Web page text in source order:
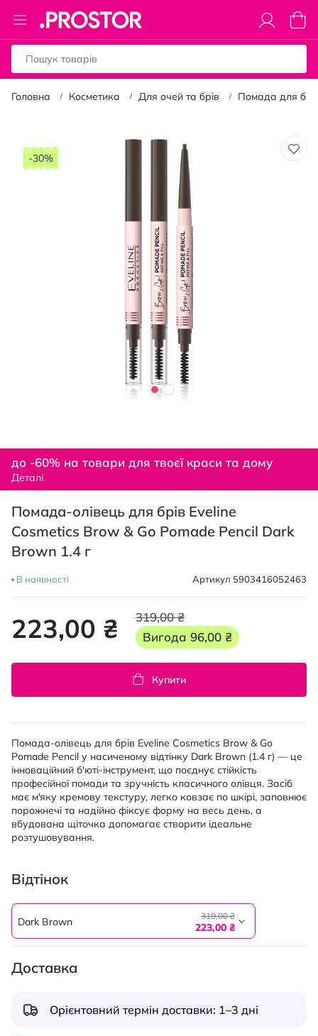
Toggle
Nav
Кошик
Головна Косметика Для очей та брів Помада для
кінця
-30%
початку
галереї
до -60% на товари для твоєї краси та дому
Деталі
Помада-олівець для брів Eveline
Cosmetics Brow & Go Pomade Pencil Dark
Brown 1.4 г
В наявності Артикул 5903416052463
223,00 ₴
319,00 ₴
Вигода 96,00 ₴
Купити
Помада-олівець для брів Eveline Cosmetics Brow & Go
Pomade Pencil у насиченому відтінку Dark Brown (1.4 г) — це
інноваційний б'юті-інструмент, що поєднує стійкість
професійної помади та зручність класичного олівця. Засіб
має м'яку кремову текстуру, легко ковзає по шкірі, заповнює
порожнечі та надійно фіксує форму на весь день, а
вбудована щіточка допомагає створити ідеальне
розтушовування.
Відтінок
Dark Brown 319,00 ₴
223,00 ₴
Доставка
Орієнтовний термін доставки: 1–3 дні